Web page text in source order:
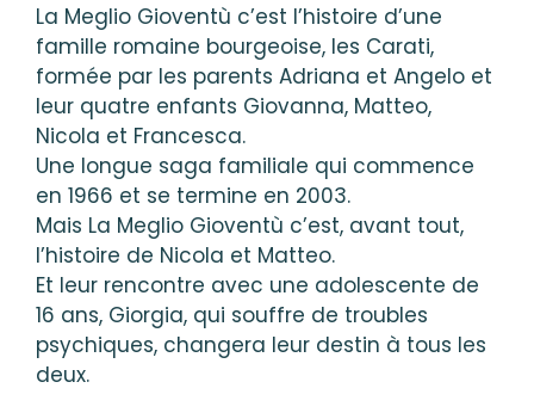
La Meglio Gioventù c’est l’histoire d’une
famille romaine bourgeoise, les Carati,
formée par les parents Adriana et Angelo et
leur quatre enfants Giovanna, Matteo,
Nicola et Francesca.
Une longue saga familiale qui commence
en 1966 et se termine en 2003.
Mais La Meglio Gioventù c’est, avant tout,
l’histoire de Nicola et Matteo.
Et leur rencontre avec une adolescente de
16 ans, Giorgia, qui souffre de troubles
psychiques, changera leur destin à tous les
deux.